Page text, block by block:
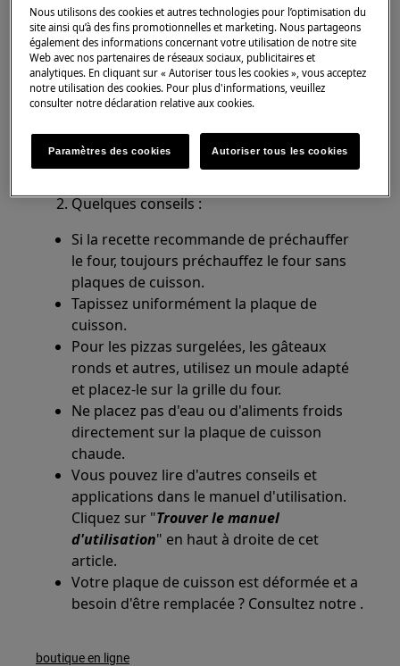
Si la plaque de cuisson chauffe de manière
inégale, le métal se dilate à des degrés
divers, par exemple lorsque vous placez
une pizza ronde et congelée sur une
plaque de cuisson chaude. Cela crée une
Après refroidissement, la plaque de
cuisson reprend sa forme initiale.
Quelques conseils :
Si la recette recommande de préchauffer
le four, toujours préchauffez le four sans
plaques de cuisson.
Tapissez uniformément la plaque de
cuisson.
Pour les pizzas surgelées, les gâteaux
ronds et autres, utilisez un moule adapté
et placez-le sur la grille du four.
Ne placez pas d'eau ou d'aliments froids
directement sur la plaque de cuisson
chaude.
Vous pouvez lire d'autres conseils et
applications dans le manuel d'utilisation.
Cliquez sur "Trouver le manuel
d'utilisation" en haut à droite de cet
article.
Votre plaque de cuisson est déformée et a
besoin d'être remplacée ? Consultez notre .
boutique en ligne
Nous utilisons des cookies et autres technologies pour l’optimisation du
site ainsi qu’à des fins promotionnelles et marketing. Nous partageons
également des informations concernant votre utilisation de notre site
Web avec nos partenaires de réseaux sociaux, publicitaires et
analytiques. En cliquant sur « Autoriser tous les cookies », vous acceptez
notre utilisation des cookies. Pour plus d'informations, veuillez
consulter notre déclaration relative aux cookies.
Paramètres des cookies Autoriser tous les cookies